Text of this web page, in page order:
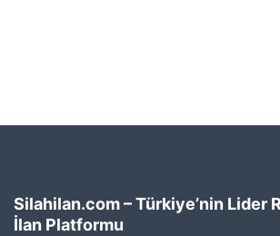
Silahilan.com – Türkiye’nin Lider
İlan Platformu